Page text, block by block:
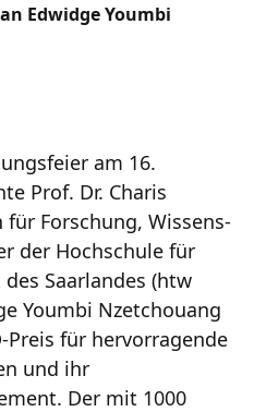
Edwidge Youmbi
am 16.
Prof. Dr. Charis
Forschung, Wissens-
der Hochschule für
Saarlandes (htw
Youmbi Nzetchouang
Preis für hervorragende
und ihr
Der mit 1000